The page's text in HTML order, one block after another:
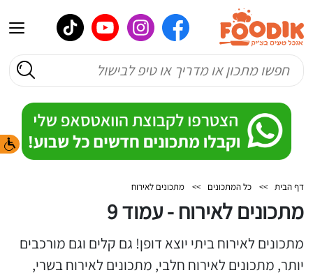
דף הבית >> כל המתכונים >> מתכונים לאירוח
מתכונים לאירוח - עמוד 9
מתכונים לאירוח ביתי יוצא דופן! גם קלים וגם מורכבים
יותר, מתכונים לאירוח חלבי, מתכונים לאירוח בשרי,